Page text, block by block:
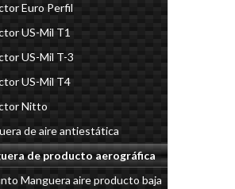
Euro Perfil
US-Mil T1
US-Mil T-3
US-Mil T4
Nitto
de aire antiestática
de producto aerográfica
Manguera aire producto baja